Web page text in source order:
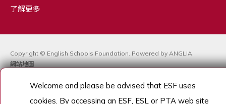
了解更多
Copyright © English Schools Foundation. Powered by ANGLIA.
網站地圖
Welcome and please be advised that ESF uses
cookies. By accessing an ESF, ESL or PTA web site